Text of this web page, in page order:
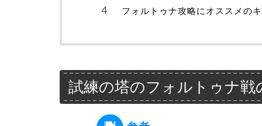
フォルトゥナ攻略にオススメの
試練の塔のフォルトゥナ戦